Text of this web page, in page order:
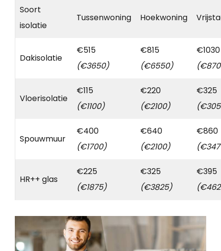
Soort
isolatie
Tussenwoning Hoekwoning
Dakisolatie
€515
(€3650)
€815
(€6550)
€1030
Vloerisolatie
€115
(€1100)
€220
(€2100)
€325
Spouwmuur
€400
(€1700)
€640
(€2100)
€860
HR++ glas
€225
(€1875)
€325
(€3825)
€395